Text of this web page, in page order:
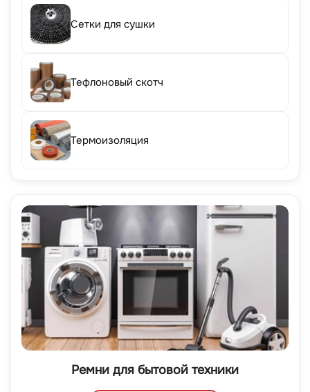
Сетки для сушки
Тефлоновый скотч
Термоизоляция
Ремни для бытовой техники